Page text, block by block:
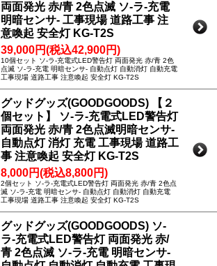
両面発光 赤/青 2色点滅 ソ-ラ-充電
明暗センサ- 工事現場 道路工事 注
意喚起 安全灯 KG-T2S
39,000円(税込42,900円)
10個セット ソ-ラ-充電式LED警告灯 両面発光 赤/青 2色
点滅 ソ-ラ-充電 明暗センサ- 自動点灯 自動消灯 自動充電
工事現場 道路工事 注意喚起 安全灯 KG-T2S
グッドグッズ(GOODGOODS) 【２
個セット】 ソ-ラ-充電式LED警告灯
両面発光 赤/青 2色点滅明暗センサ-
自動点灯 消灯 充電 工事現場 道路工
事 注意喚起 安全灯 KG-T2S
8,000円(税込8,800円)
2個セット ソ-ラ-充電式LED警告灯 両面発光 赤/青 2色点
滅 ソ-ラ-充電 明暗センサ- 自動点灯 自動消灯 自動充電
工事現場 道路工事 注意喚起 安全灯 KG-T2S
グッドグッズ(GOODGOODS) ソ-
ラ-充電式LED警告灯 両面発光 赤/
青 2色点滅 ソ-ラ-充電 明暗センサ-